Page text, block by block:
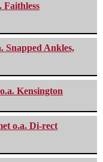
Faithless
Snapped Ankles,
Kensington
o.a. Di-rect